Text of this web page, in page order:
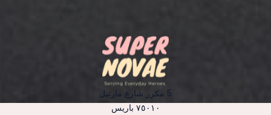
5 مكرر شارع مارتيل
٧٥٠١٠ باريس